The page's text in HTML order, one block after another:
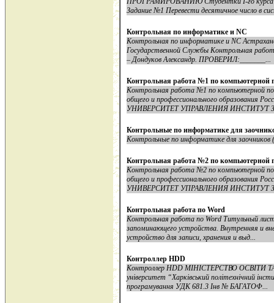
Задание №1 Перевести десятичное число в
Контрольная по информатике и NC
Контрольная по информатике и NC
Государственной Службы Контрольная
– Дондуков Александр. ПРОВЕРИЛ:_______...
Контрольная работа №1 по компьютерной
Контрольная работа №1 по компьютерной
общего и профессионального образования
УНИВЕРСИТЕТ УПРАВЛЕНИЯ ИНСТИТУТ
Контрольные по информатике для
Контрольные по информатике для заочников
Контрольная работа №2 по компьютерной
Контрольная работа №2 по компьютерной
общего и профессионального образования
УНИВЕРСИТЕТ УПРАВЛЕНИЯ ИНСТИТУТ
Контрольная работа по Word
Контрольная работа по Word Титульный
запоминающего устройства. Внутренняя и
устройство для записи, хранения и выд...
Контроллер HDD
Контроллер HDD МІНІСТЕРСТВО ОСВІТИ
університет “Харківський політехнічний
програмування УДК 681.3 Інв № БАГАТОФ...